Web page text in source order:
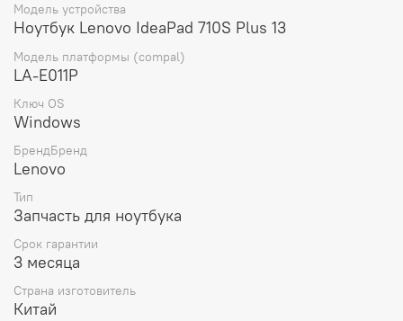
проверенного производителя, которая обеспечит
стабильную работу вашего устройства и продлит его
срок службы.
Модель устройства
Ноутбук Lenovo IdeaPad 710S Plus 13
Модель платформы (compal)
LA-E011P
Ключ OS
Windows
БрендБренд
Lenovo
Тип
Запчасть для ноутбука
Срок гарантии
3 месяца
Страна изготовитель
Китай